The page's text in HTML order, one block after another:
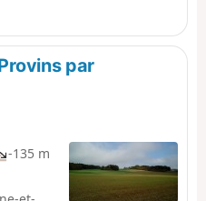
étape du diptyque
d'hôtes à
à mi-parcours entre les
du Montois, dans
et vallonné que la Brie
par
-135 m